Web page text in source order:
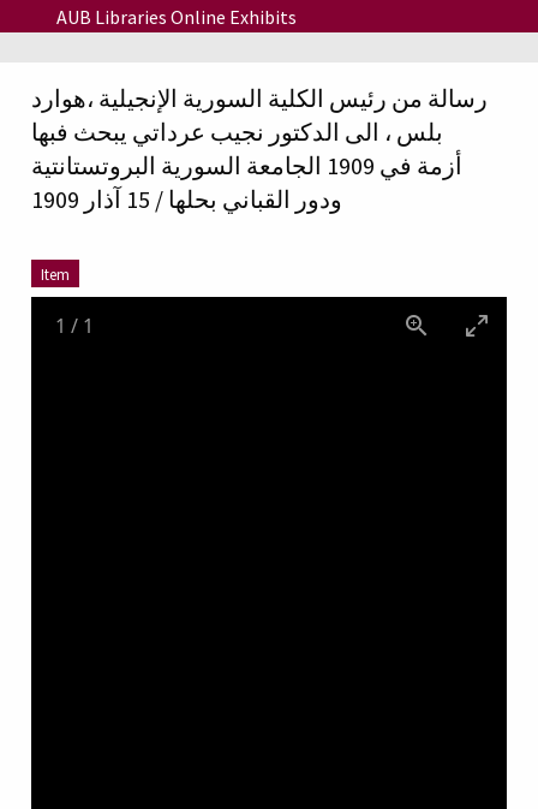
Skip to main content
AUB Libraries Online Exhibits
رسالة من رئيس الكلية السورية الإنجيلية ،هوارد
بلس ، الى الدكتور نجيب عرداتي يبحث فبها
أزمة في 1909 الجامعة السورية البروتستانتية
ودور القباني بحلها / 15 آذار 1909
Item
1 / 1